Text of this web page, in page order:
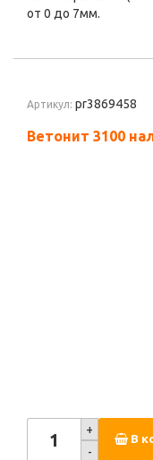
от 0 до 7мм.
Артикул: pr3869458
Ветонит 3100
+
-
В